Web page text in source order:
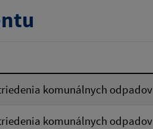
komunálnych odpadov
komunálnych odpadov